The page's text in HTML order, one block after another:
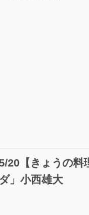
20【きょうの料
ダ」小西雄大